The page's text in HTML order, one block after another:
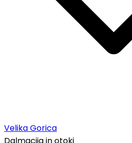
Velika Gorica
Dalmacija in otoki